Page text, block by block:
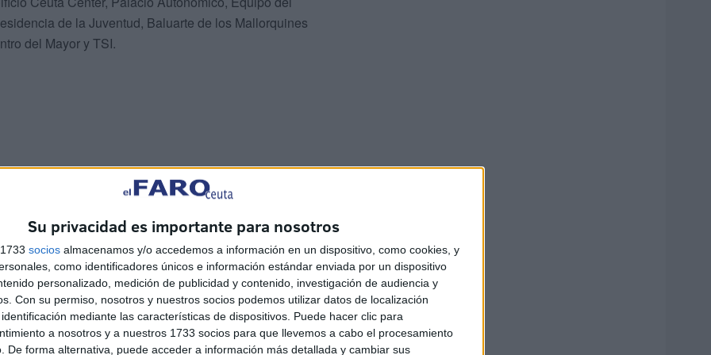
Su privacidad es importante para nosotros
socios almacenamos y/o accedemos a información en un dispositivo, como cookies, y
como identificadores únicos e información estándar enviada por un dispositivo
personalizado, medición de publicidad y contenido, investigación de audiencia y
Con su permiso, nosotros y nuestros socios podemos utilizar datos de localización
mediante las características de dispositivos. Puede hacer clic para
a nosotros y a nuestros 1733 socios para que llevemos a cabo el procesamiento
De forma alternativa, puede acceder a información más detallada y cambiar sus
de la Juventud, Baluarte de los Mallorquines
del Mayor y TSI.
serán precisas maquinaria, utensilios así como
que fueran precisos para la correcta prestación de la
el suministro y la recolocación diaria (en
de manos (líquido con Ph neutro y alergénico
el papel higiénico (de celulosa blanca y
el papel secamanos, ambientador, bolsas de